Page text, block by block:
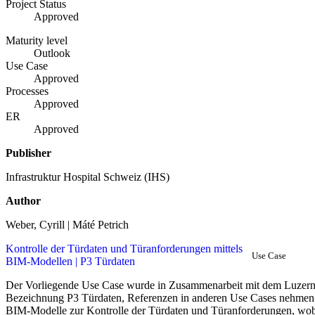
Project Status
Approved
Maturity level
Outlook
Use Case
Approved
Processes
Approved
ER
Approved
Publisher
Infrastruktur Hospital Schweiz (IHS)
Author
Weber, Cyrill | Máté Petrich
Kontrolle der Türdaten und Türanforderungen mittels
BIM-Modellen | P3 Türdaten
Use Case
Der Vorliegende Use Case wurde in Zusammenarbeit mit dem
Bezeichnung P3 Türdaten, Referenzen in anderen Use Cases
BIM-Modelle zur Kontrolle der Türdaten und Türanforderungen,